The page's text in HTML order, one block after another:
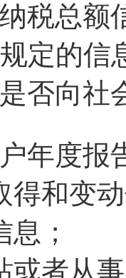
税总额
定的信
否向社
年度报
得和变
；
或者从